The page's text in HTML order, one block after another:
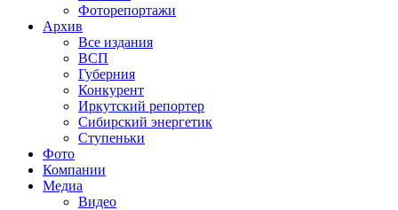
Фоторепортажи
Архив
Все издания
ВСП
Губерния
Конкурент
Иркутский репортер
Сибирский энергетик
Ступеньки
Фото
Компании
Медиа
Видео